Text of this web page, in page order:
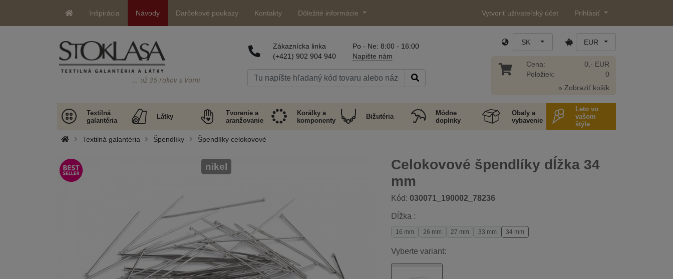
Inšpirácia Návody Darčekové poukazy Kontakty Dôležité informácie Vytvoriť užívateľský účet Prihlásiť
… už 36 rokov s Vami
Zákaznícka linka
(+421) 902 904 940
Po - Ne: 8:00 - 16:00
Napište nám
SK EUR
Cena:
Položiek:
0,- EUR
0
» Zobraziť košík
Textilná
galantéria
Látky
Tvorenie a
aranžovanie
Korálky a
komponenty
Bižutéria
Módne
doplnky
Obaly a
vybavenie
Leto vo
vašom
štýle
Textilná galantéria Špendlíky Špendlíky celokovové
Celokovové špendlíky dĺžka 34
mm
Kód: 030071_190002_78236
nikel
Dĺžka :
16 mm 26 mm 27 mm 33 mm 34 mm
Vyberte variant: